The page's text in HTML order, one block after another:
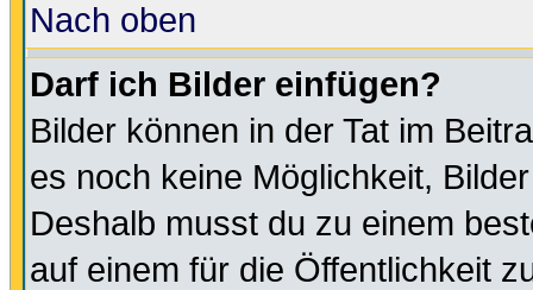
Nach oben
Darf ich Bilder einfügen?
Bilder können in der Tat im
es noch keine Möglichkeit,
Deshalb musst du zu einem
auf einem für die Öffentlichkeit